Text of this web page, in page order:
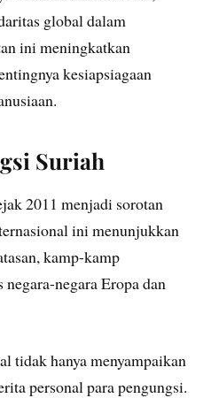
global dalam
ini meningkatkan
kesiapsiagaan
Suriah
2011 menjadi sorotan
ini menunjukkan
kamp-kamp
negara-negara Eropa dan
tidak hanya menyampaikan
personal para pengungsi.